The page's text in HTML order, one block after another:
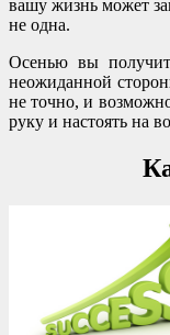
вашу жизнь может
не одна.
Осенью вы
неожиданной
не точно, и
руку и настоять на